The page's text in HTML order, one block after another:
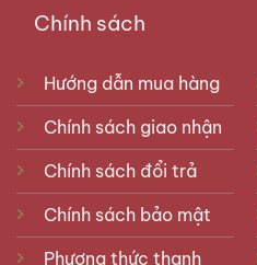
Chính sách
Hướng dẫn mua hàng
Chính sách giao nhận
Chính sách đổi trả
Chính sách bảo mật
Phương thức thanh